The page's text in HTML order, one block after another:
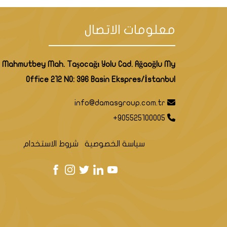
معلومات الاتصال
Mahmutbey Mah. Taşocağı Yolu Cad. Ağaoğlu My
Office 212 NO: 396 Basin Ekspres/İstanbul
info@damasgroup.com.tr
+905525100005
سياسة الخصوصية شروط الاستخدام